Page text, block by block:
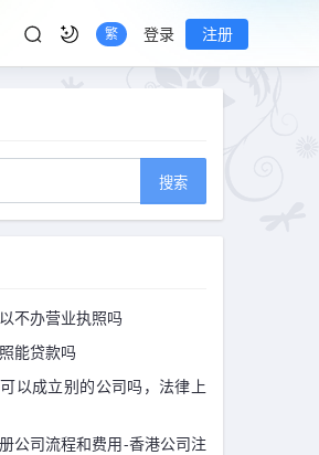
繁 登录 注册
不办营业执照吗
能贷款吗
以成立别的公司吗，法律上
公司流程和费用-香港公司注